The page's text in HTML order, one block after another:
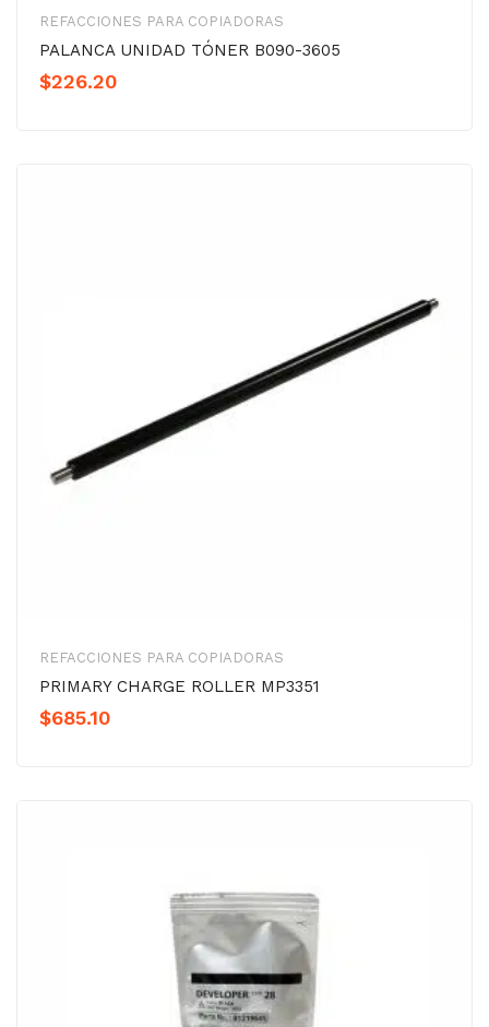
REFACCIONES PARA COPIADORAS
PALANCA UNIDAD TÓNER B090-3605
$226.20
REFACCIONES PARA COPIADORAS
PRIMARY CHARGE ROLLER MP3351
$685.10